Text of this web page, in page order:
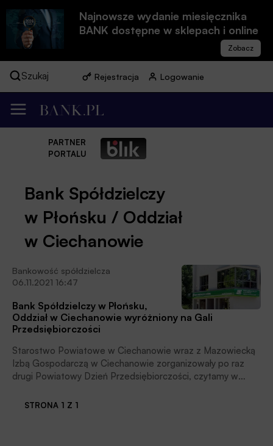
Najnowsze wydanie miesięcznika
BANK dostępne w sklepach i online
Szukaj Rejestracja Logowanie
PARTNER
PORTALU
Bank Spółdzielczy
w Płońsku / Oddział
w Ciechanowie
Bankowość spółdzielcza
06.11.2021 16:47
Bank Spółdzielczy w Płońsku,
Oddział w Ciechanowie wyróżniony na Gali
Przedsiębiorczości
Starostwo Powiatowe w Ciechanowie wraz z Mazowiecką
Izbą Gospodarczą w Ciechanowie zorganizowały po raz
drugi Powiatowy Dzień Przedsiębiorczości, czytamy w
Ciechanowie.
STRONA 1 Z 1